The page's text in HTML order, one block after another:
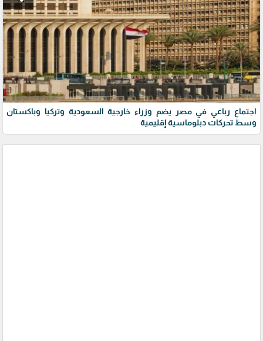
اجتماع رباعي في مصر يضم وزراء خارجية السعودية وتركيا وباكستان
وسط تحركات دبلوماسية إقليمية